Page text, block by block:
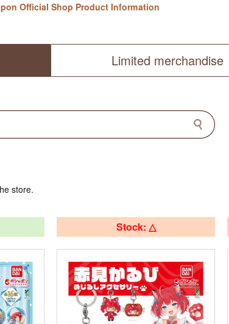
Official Shop Product Information
Limited merchandise
store.
Stock: △